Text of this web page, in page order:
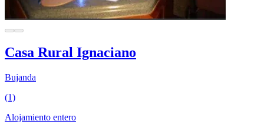
Casa Rural Ignaciano
Bujanda
(1)
Alojamiento entero